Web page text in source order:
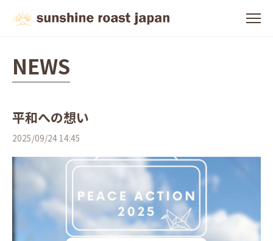
NEWS
平和への想い
2025/09/24 14:45